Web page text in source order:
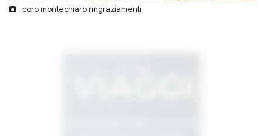
coro montechiaro ringraziamenti